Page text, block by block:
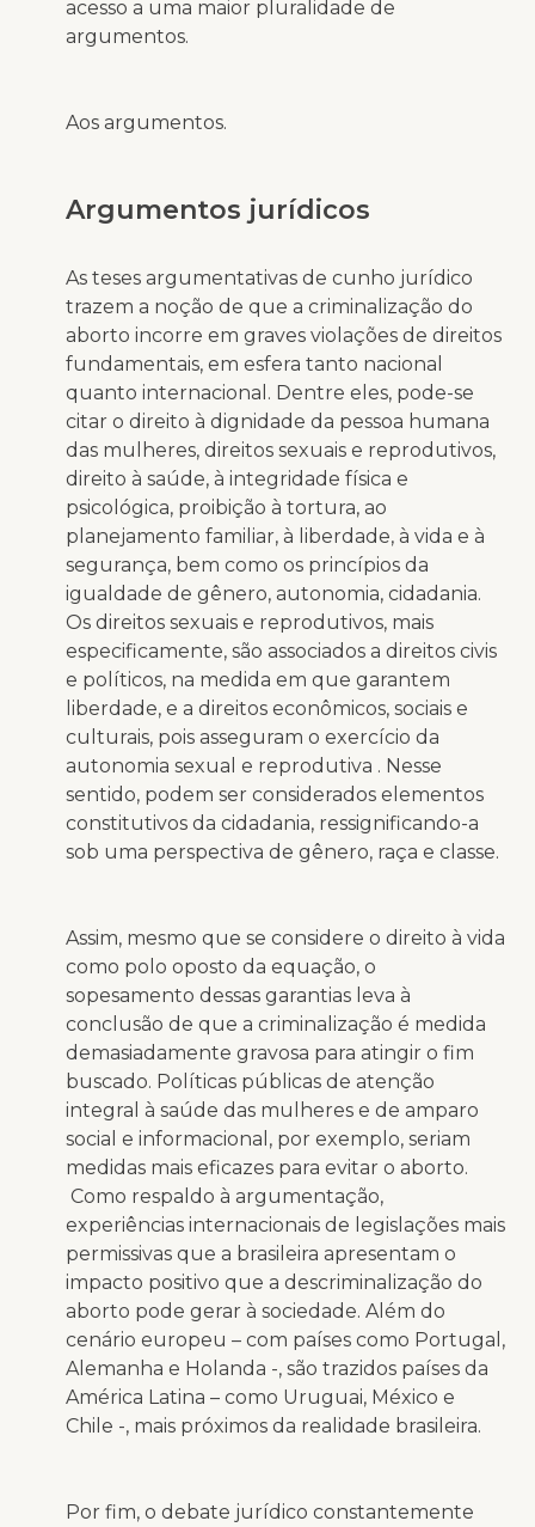
acesso a uma maior pluralidade de
argumentos.
Aos argumentos.
Argumentos jurídicos
As teses argumentativas de cunho jurídico
trazem a noção de que a criminalização do
aborto incorre em graves violações de direitos
fundamentais, em esfera tanto nacional
quanto internacional. Dentre eles, pode-se
citar o direito à dignidade da pessoa humana
das mulheres, direitos sexuais e reprodutivos,
direito à saúde, à integridade física e
psicológica, proibição à tortura, ao
planejamento familiar, à liberdade, à vida e à
segurança, bem como os princípios da
igualdade de gênero, autonomia, cidadania.
Os direitos sexuais e reprodutivos, mais
especificamente, são associados a direitos civis
e políticos, na medida em que garantem
liberdade, e a direitos econômicos, sociais e
culturais, pois asseguram o exercício da
autonomia sexual e reprodutiva . Nesse
sentido, podem ser considerados elementos
constitutivos da cidadania, ressignificando-a
sob uma perspectiva de gênero, raça e classe.
Assim, mesmo que se considere o direito à vida
como polo oposto da equação, o
sopesamento dessas garantias leva à
conclusão de que a criminalização é medida
demasiadamente gravosa para atingir o fim
buscado. Políticas públicas de atenção
integral à saúde das mulheres e de amparo
social e informacional, por exemplo, seriam
medidas mais eficazes para evitar o aborto.
Como respaldo à argumentação,
experiências internacionais de legislações mais
permissivas que a brasileira apresentam o
impacto positivo que a descriminalização do
aborto pode gerar à sociedade. Além do
cenário europeu – com países como Portugal,
Alemanha e Holanda -, são trazidos países da
América Latina – como Uruguai, México e
Chile -, mais próximos da realidade brasileira.
Por fim, o debate jurídico constantemente